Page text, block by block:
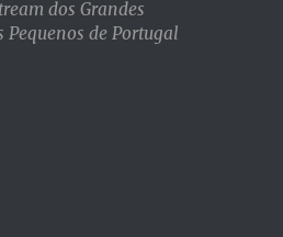
dos Grandes
Pequenos de Portugal